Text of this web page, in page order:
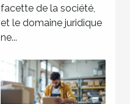
facette de la société,
et le domaine juridique
ne...